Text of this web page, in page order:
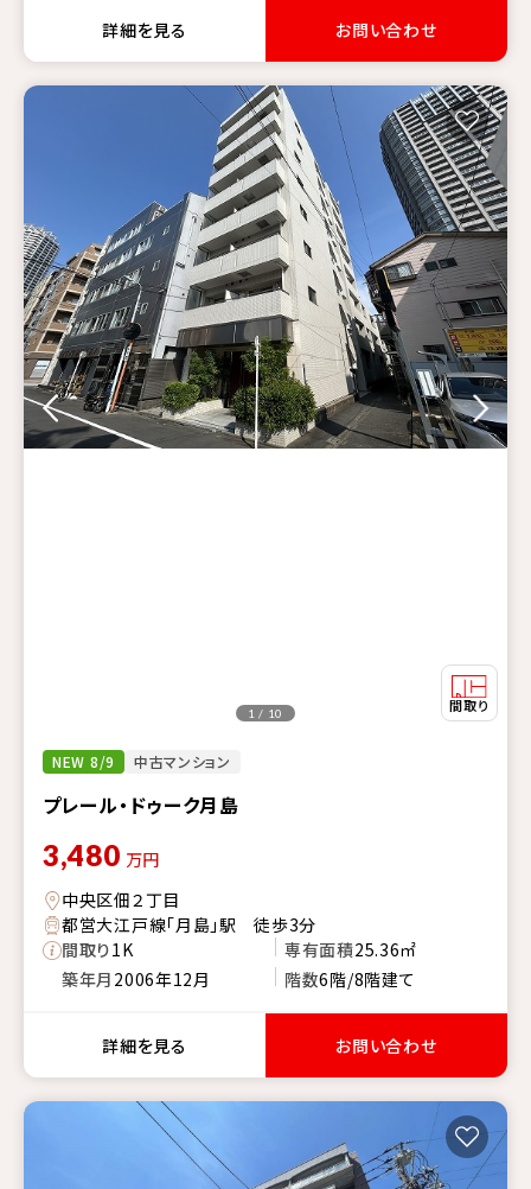
詳細を見る お問い合わせ
NEW 8/9 中古マンション
プレール・ドゥーク月島
1 / 10
3,480 万円
中央区佃２丁目
都営大江戸線「月島」駅 徒歩3分
間取り1K 専有面積25.36㎡
築年月 2006年12月 階数6階/8階建て
詳細を見る お問い合わせ